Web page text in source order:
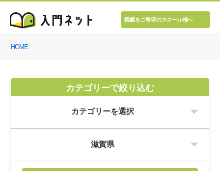
掲載をご希望のスクール様へ
HOME
カテゴリーで絞り込む